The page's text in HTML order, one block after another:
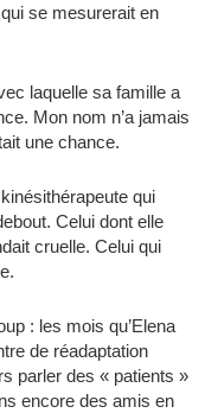
se mesurerait en
laquelle sa famille a
Mon nom n’a jamais
une chance.
qui
Celui dont elle
cruelle. Celui qui
: les mois qu’Elena
de réadaptation
parler des « patients »
encore des amis en